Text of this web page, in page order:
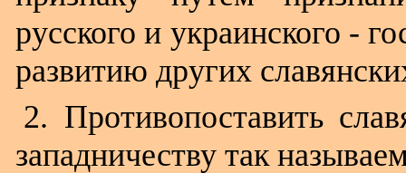
русского и украинского -
развитию других
2. Противопоставить
западничеству так